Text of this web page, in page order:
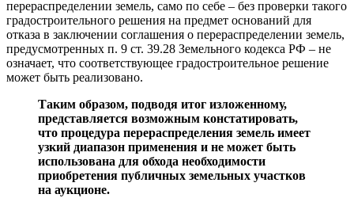
перераспределении земель, само по себе – без проверки такого
градостроительного решения на предмет оснований для
отказа в заключении соглашения о перераспределении земель,
предусмотренных п. 9 ст. 39.28 Земельного кодекса РФ – не
означает, что соответствующее градостроительное решение
может быть реализовано.
Таким образом, подводя итог изложенному,
представляется возможным констатировать,
что процедура перераспределения земель имеет
узкий диапазон применения и не может быть
использована для обхода необходимости
приобретения публичных земельных участков
на аукционе.